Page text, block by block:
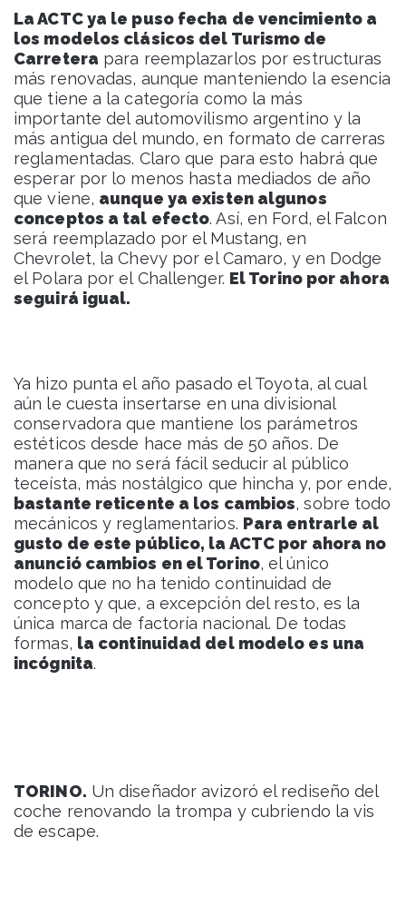
La ACTC ya le puso fecha de vencimiento a
los modelos clásicos del Turismo de
Carretera para reemplazarlos por estructuras
más renovadas, aunque manteniendo la esencia
que tiene a la categoría como la más
importante del automovilismo argentino y la
más antigua del mundo, en formato de carreras
reglamentadas. Claro que para esto habrá que
esperar por lo menos hasta mediados de año
que viene, aunque ya existen algunos
conceptos a tal efecto. Así, en Ford, el Falcon
será reemplazado por el Mustang, en
Chevrolet, la Chevy por el Camaro, y en Dodge
el Polara por el Challenger. El Torino por ahora
seguirá igual.
Ya hizo punta el año pasado el Toyota, al cual
aún le cuesta insertarse en una divisional
conservadora que mantiene los parámetros
estéticos desde hace más de 50 años. De
manera que no será fácil seducir al público
teceísta, más nostálgico que hincha y, por ende,
bastante reticente a los cambios, sobre todo
mecánicos y reglamentarios. Para entrarle al
gusto de este público, la ACTC por ahora no
anunció cambios en el Torino, el único
modelo que no ha tenido continuidad de
concepto y que, a excepción del resto, es la
única marca de factoría nacional. De todas
formas, la continuidad del modelo es una
incógnita.
TORINO. Un diseñador avizoró el rediseño del
coche renovando la trompa y cubriendo la vis
de escape.